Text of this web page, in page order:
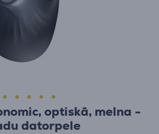
optiskā, melna -
datorpele